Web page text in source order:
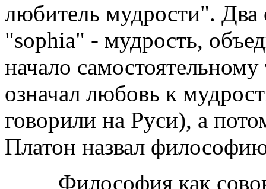
любитель мудрости".
"sophia" - мудрость,
начало
означал любовь к
говорили на Руси), а
Платон назвал
Философия как